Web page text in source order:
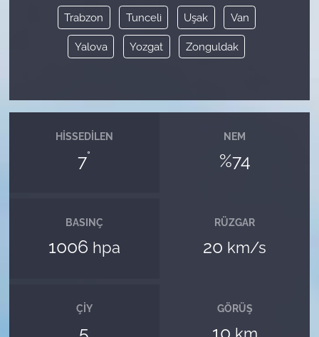
Trabzon Tunceli Uşak Van
Yalova Yozgat Zonguldak
HISSEDILEN
7°
NEM
%74
BASINÇ
1006 hpa
RÜZGAR
20 km/s
ÇIY GÖRÜŞ